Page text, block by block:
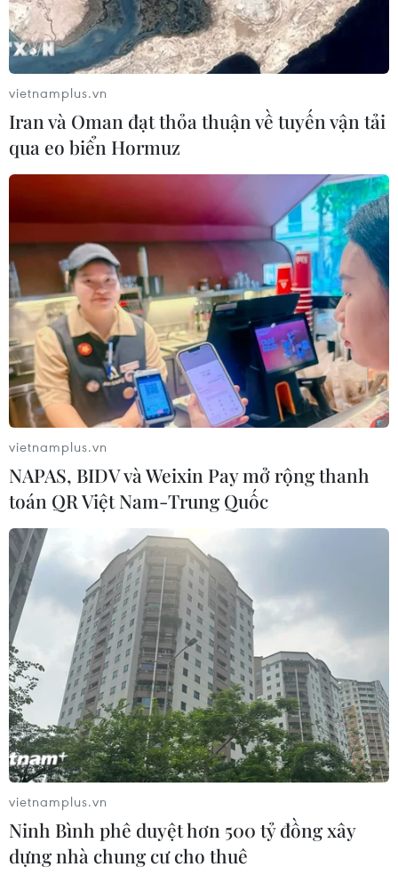
vietnamplus.vn
Iran và Oman đạt thỏa thuận về tuyến vận tải
qua eo biển Hormuz
vietnamplus.vn
NAPAS, BIDV và Weixin Pay mở rộng thanh
toán QR Việt Nam-Trung Quốc
vietnamplus.vn
Ninh Bình phê duyệt hơn 500 tỷ đồng xây
dựng nhà chung cư cho thuê